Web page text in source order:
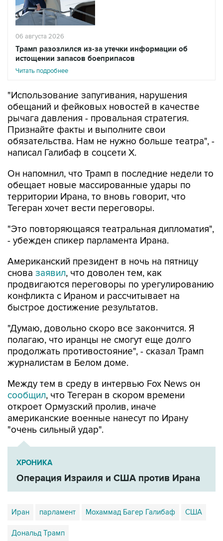
06 августа 2026
Трамп разозлился из-за утечки информации об
истощении запасов боеприпасов
Читать подробнее
"Использование запугивания, нарушения
обещаний и фейковых новостей в качестве
рычага давления - провальная стратегия.
Признайте факты и выполните свои
обязательства. Нам не нужно больше театра", -
написал Галибаф в соцсети X.
Он напомнил, что Трамп в последние недели то
обещает новые массированные удары по
территории Ирана, то вновь говорит, что
Тегеран хочет вести переговоры.
"Это повторяющаяся театральная дипломатия",
- убежден спикер парламента Ирана.
Американский президент в ночь на пятницу
снова заявил, что доволен тем, как
продвигаются переговоры по урегулированию
конфликта с Ираном и рассчитывает на
быстрое достижение результатов.
"Думаю, довольно скоро все закончится. Я
полагаю, что иранцы не смогут еще долго
продолжать противостояние", - сказал Трамп
журналистам в Белом доме.
Между тем в среду в интервью Fox News он
сообщил, что Тегеран в скором времени
откроет Ормузский пролив, иначе
американские военные нанесут по Ирану
"очень сильный удар".
ХРОНИКА
Операция Израиля и США против Ирана
Иран парламент Мохаммад Багер Галибаф США
Дональд Трамп